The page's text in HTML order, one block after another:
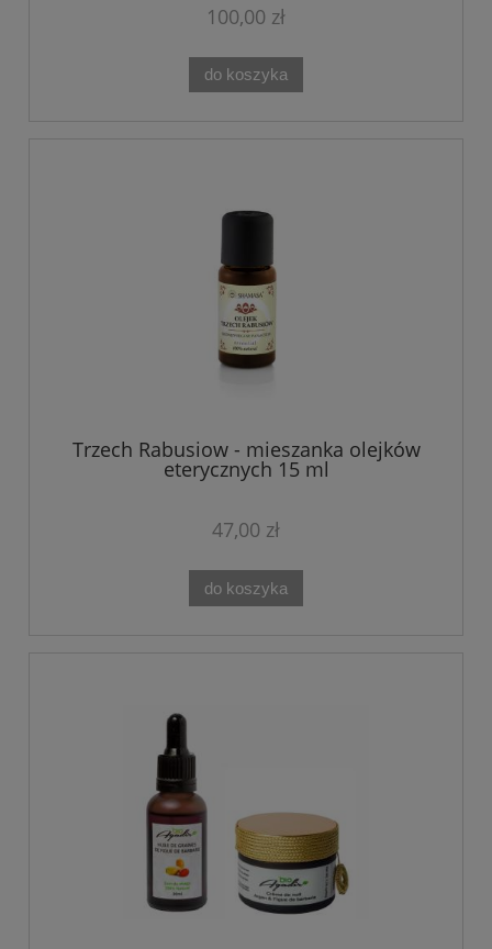
100,00 zł
do koszyka
Trzech Rabusiow - mieszanka olejków
eterycznych 15 ml
47,00 zł
do koszyka